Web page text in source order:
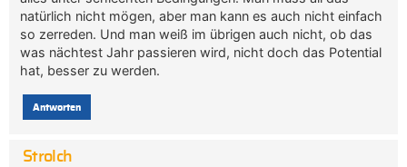
natürlich nicht mögen, aber man kann es auch nicht einfach
so zerreden. Und man weiß im übrigen auch nicht, ob das
was nächtest Jahr passieren wird, nicht doch das Potential
hat, besser zu werden.
Antworten
Strolch